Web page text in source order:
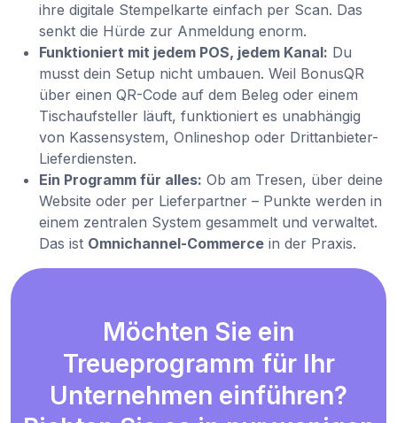
ihre digitale Stempelkarte einfach per Scan. Das
senkt die Hürde zur Anmeldung enorm.
Funktioniert mit jedem POS, jedem Kanal: Du
musst dein Setup nicht umbauen. Weil BonusQR
über einen QR-Code auf dem Beleg oder einem
Tischaufsteller läuft, funktioniert es unabhängig
von Kassensystem, Onlineshop oder Drittanbieter-
Lieferdiensten.
Ein Programm für alles: Ob am Tresen, über deine
Website oder per Lieferpartner – Punkte werden in
einem zentralen System gesammelt und verwaltet.
Das ist Omnichannel-Commerce in der Praxis.
Möchten Sie ein
Treueprogramm für Ihr
Unternehmen einführen?